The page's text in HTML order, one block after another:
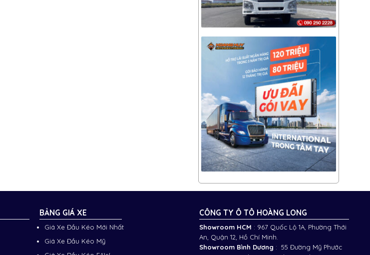
BẢNG GIÁ XE
Giá Xe Đầu Kéo Mới Nhất
Giá Xe Đầu Kéo Mỹ
CÔNG TY Ô TÔ HOÀNG LONG
Showroom HCM : 967 Quốc Lộ 1A, Phường Thới
An, Quận 12, Hồ Chí Minh.
Showroom Bình Dương : 55 Đường Mỹ Phước